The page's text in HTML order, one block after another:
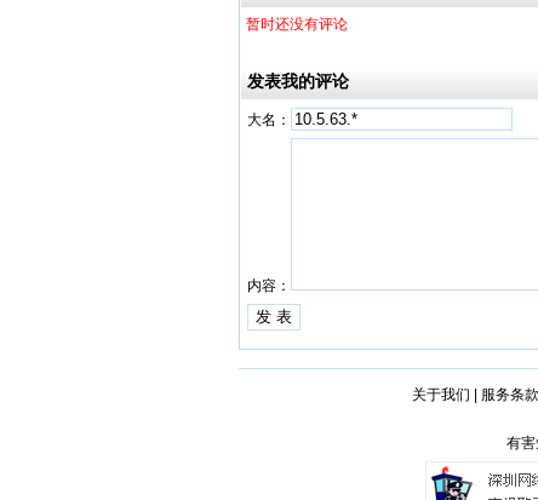
暂时还没有评论
发表我的评论
大名：
内容：
关于我们 服务条款
有